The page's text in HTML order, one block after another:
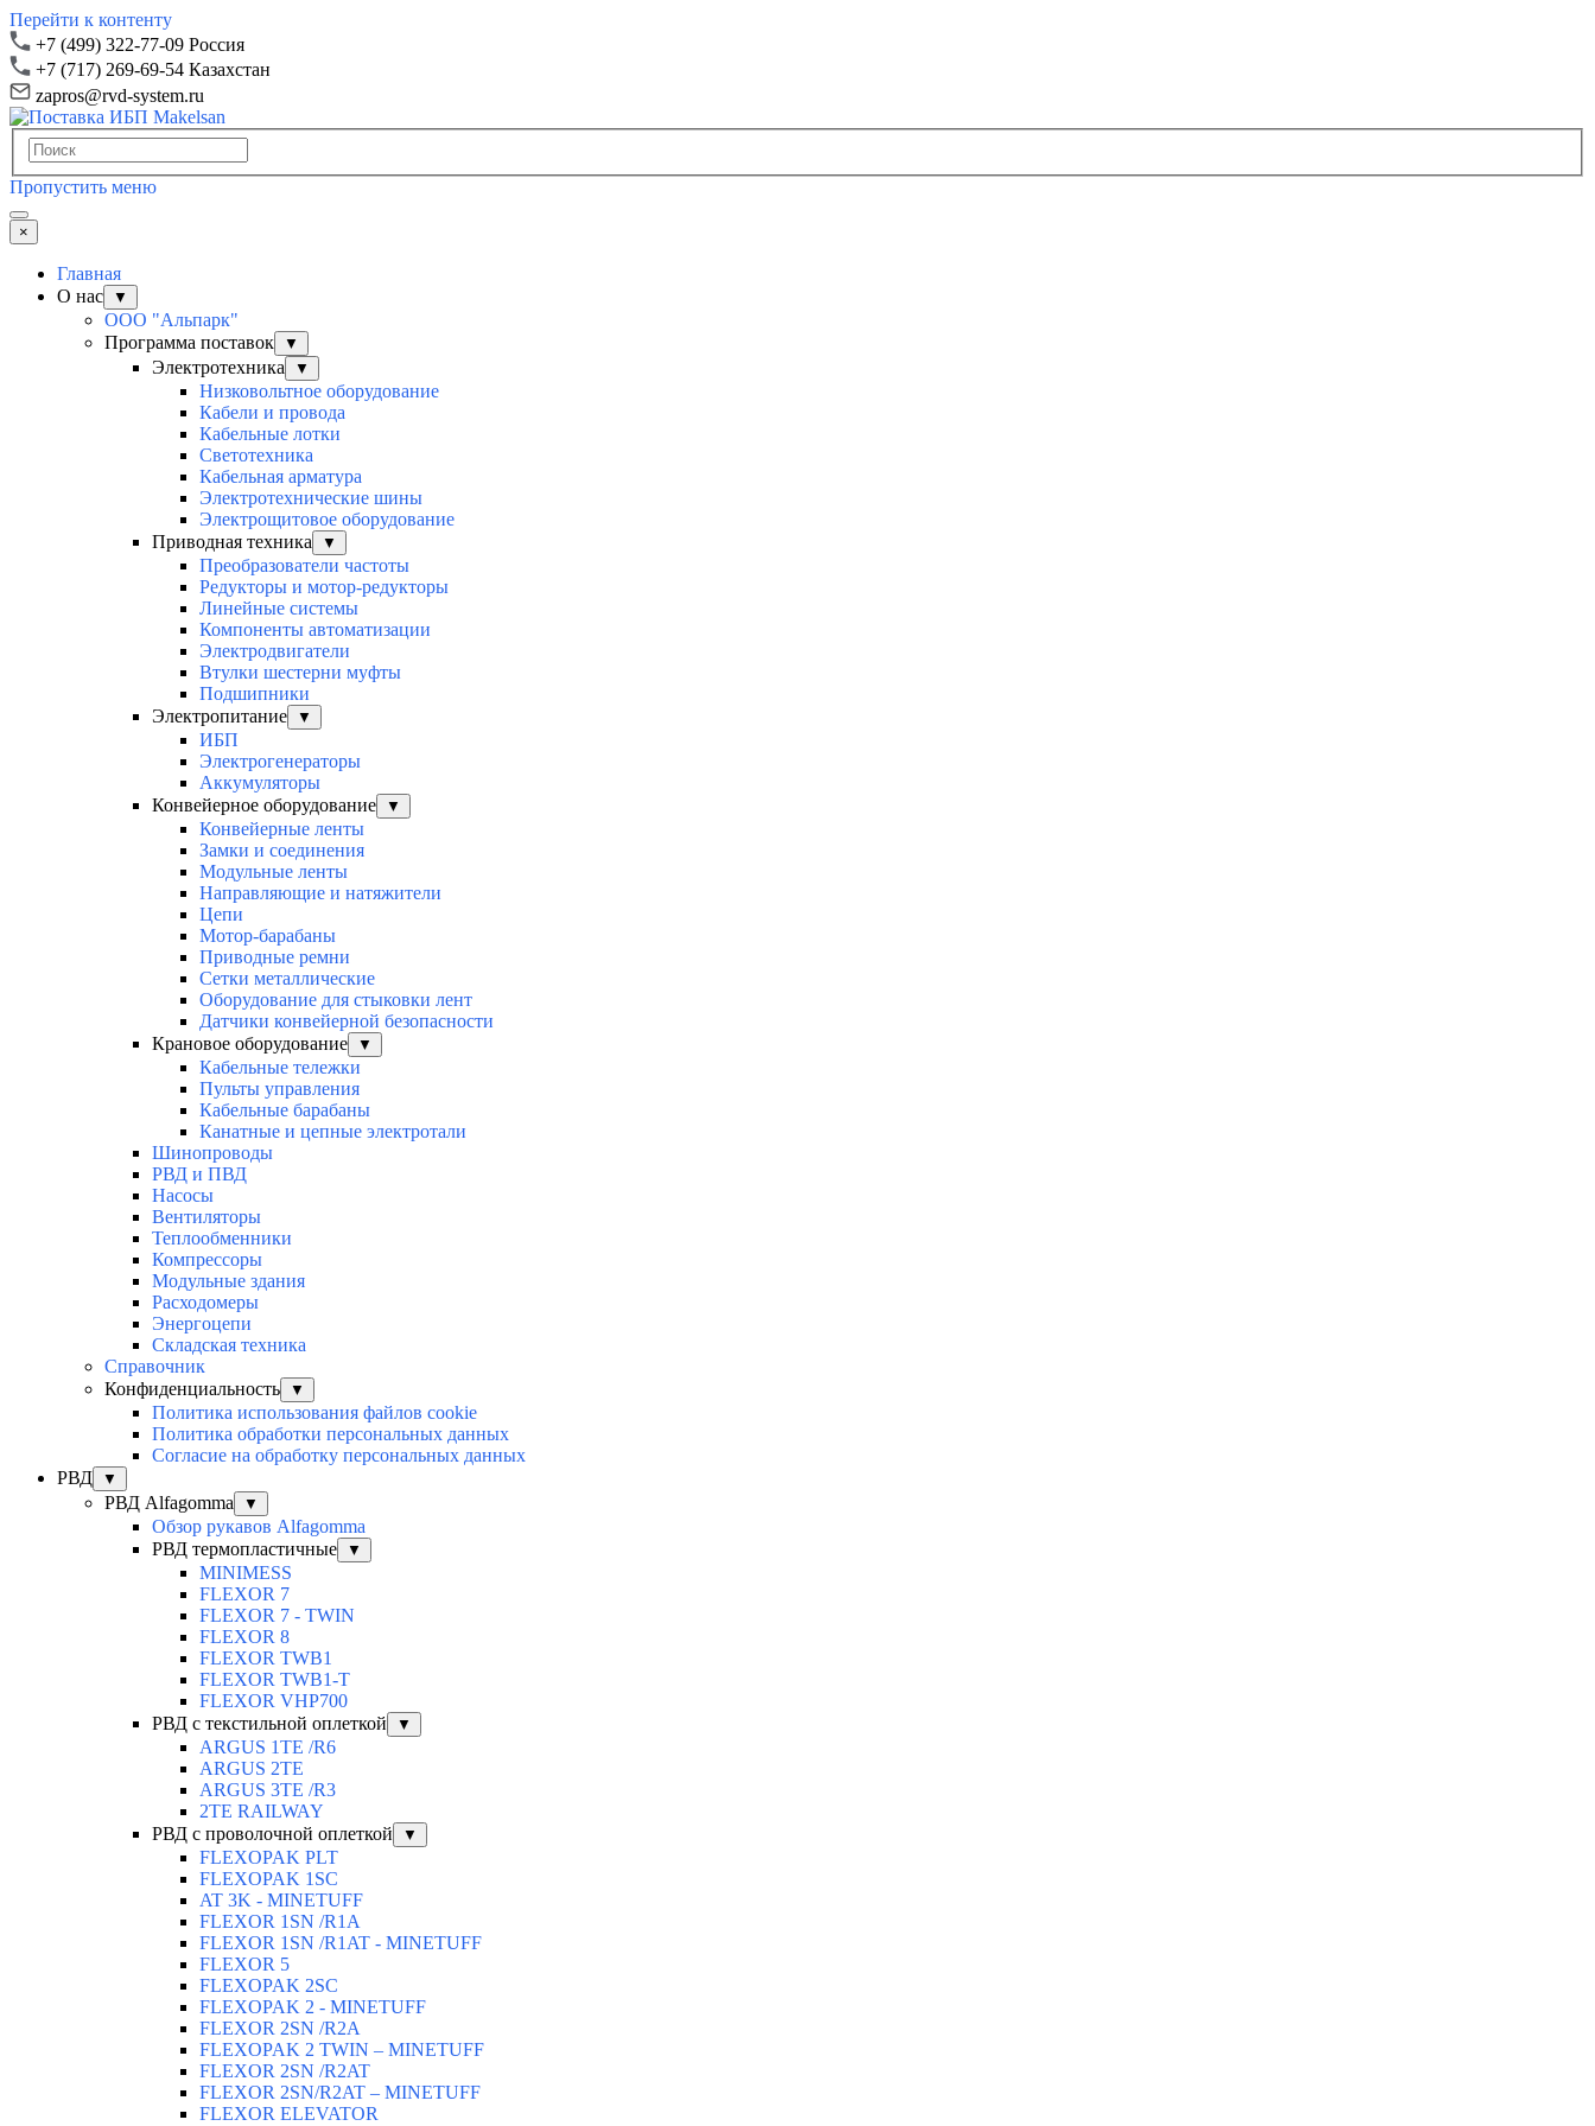
Перейти к контенту
+7 (499) 322-77-09 Россия
+7 (717) 269-69-54 Казахстан
zapros@rvd-system.ru
Пропустить меню
×
Главная
О нас
▼
ООО "Альпарк"
Программа поставок
▼
Электротехника ▼
Низковольтное оборудование
Кабели и провода
Кабельные лотки
Светотехника
Кабельная арматура
Электротехнические шины
Электрощитовое оборудование
Приводная техника
▼
Преобразователи частоты
Редукторы и мотор-редукторы
Линейные системы
Компоненты автоматизации
Электродвигатели
Втулки шестерни муфты
Подшипники
Электропитание
▼
ИБП
Электрогенераторы
Аккумуляторы
Конвейерное оборудование
▼
Конвейерные ленты
Замки и соединения
Модульные ленты
Направляющие и натяжители
Цепи
Мотор-барабаны
Приводные ремни
Сетки металлические
Оборудование для стыковки лент
Датчики конвейерной безопасности
Крановое оборудование
▼
Кабельные тележки
Пульты управления
Кабельные барабаны
Канатные и цепные электротали
Шинопроводы
РВД и ПВД
Насосы
Вентиляторы
Теплообменники
Компрессоры
Модульные здания
Расходомеры
Энергоцепи
Складская техника
Справочник
Конфиденциальность
▼
Политика использования файлов cookie
Политика обработки персональных данных
Согласие на обработку персональных данных
РВД
▼
РВД Alfagomma ▼
Обзор рукавов Alfagomma
РВД термопластичные
▼
MINIMESS
FLEXOR 7
FLEXOR 7 - TWIN
FLEXOR 8
FLEXOR TWB1
FLEXOR TWB1-T
FLEXOR VHP700
РВД с текстильной оплеткой
▼
ARGUS 1TE /R6
ARGUS 2TЕ
ARGUS 3TE /R3
2TE RAILWAY
РВД с проволочной оплеткой
▼
FLEXOPAK PLT
FLEXOPAK 1SС
AT 3K - MINETUFF
FLEXOR 1SN /R1A
FLEXOR 1SN /R1AT - MINETUFF
FLEXOR 5
FLEXOPAK 2SС
FLEXOPAK 2 - MINETUFF
FLEXOR 2SN /R2A
FLEXOPAK 2 TWIN – MINETUFF
FLEXOR 2SN /R2AT
FLEXOR 2SN/R2AT – MINETUFF
FLEXOR ELEVATOR